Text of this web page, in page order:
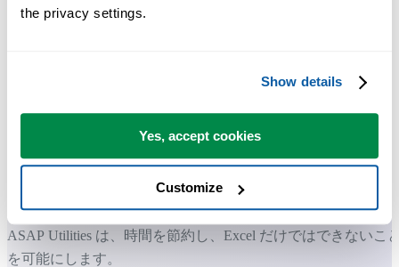
the privacy settings.
Show details
Yes, accept cookies
Customize
Excel の作業をもっと速く、もっと簡単
ASAP Utilities は、時間を節約し、Excel だけではできないこ
を可能にします。